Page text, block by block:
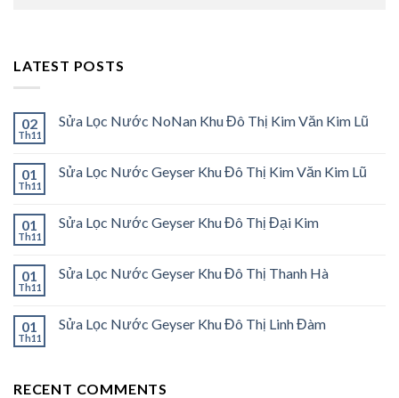
LATEST POSTS
02
Th11
Sửa Lọc Nước NoNan Khu Đô Thị Kim Văn Kim Lũ
01
Th11
Sửa Lọc Nước Geyser Khu Đô Thị Kim Văn Kim Lũ
01
Th11
Sửa Lọc Nước Geyser Khu Đô Thị Đại Kim
01
Th11
Sửa Lọc Nước Geyser Khu Đô Thị Thanh Hà
01
Th11
Sửa Lọc Nước Geyser Khu Đô Thị Linh Đàm
RECENT COMMENTS